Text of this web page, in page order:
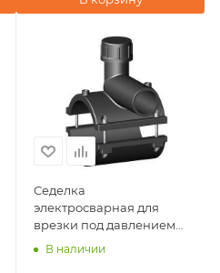
Седелка
электросварная для
врезки под давлением
63х32 NTG Plastik
В наличии